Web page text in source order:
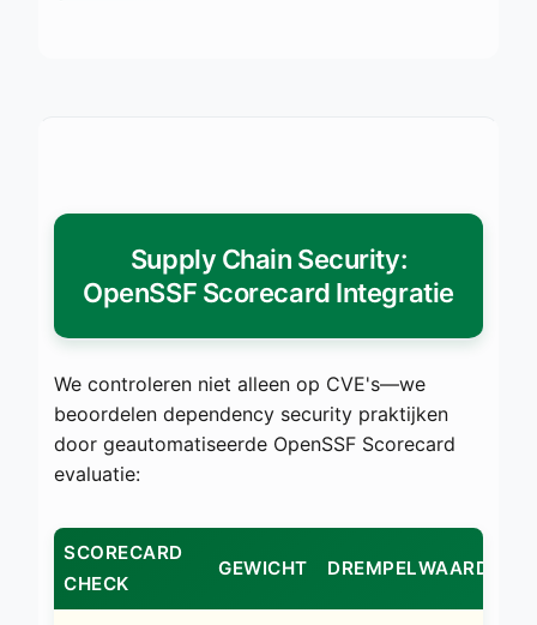
Supply Chain Security:
OpenSSF Scorecard Integratie
We controleren niet alleen op CVE's—we
beoordelen dependency security praktijken
door geautomatiseerde OpenSSF Scorecard
evaluatie:
SCORECARD
CHECK
GEWICHT DREMPELWAARDE